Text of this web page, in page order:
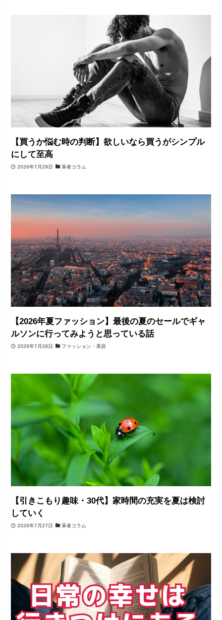
【買うか悩む時の判断】欲しいなら買うがシンプル
にして至高
2026年7月29日 筆者コラム
【2026年夏ファッション】最後の夏のセールでギャ
ルソンに行ってみようと思っている話
2026年7月28日 ファッション・美容
【引きこもり趣味・30代】家時間の充実を夏は検討
していく
2026年7月27日 筆者コラム